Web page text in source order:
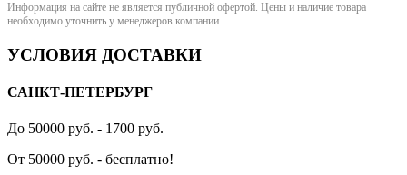
Информация на сайте не является публичной офертой. Цены и наличие товара
необходимо уточнить у менеджеров компании
УСЛОВИЯ ДОСТАВКИ
САНКТ-ПЕТЕРБУРГ
До 50000 руб. - 1700 руб.
От 50000 руб. - бесплатно!